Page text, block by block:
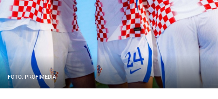
FOTO: PROFIMEDIA